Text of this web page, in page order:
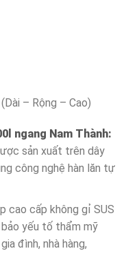
– Rộng – Cao)
ngang Nam Thành:
sản xuất trên dây
công nghệ hàn lăn tự
cao cấp không gỉ SUS
yếu tố thẩm mỹ
đình, nhà hàng,